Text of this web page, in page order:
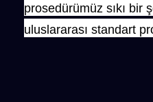
prosedürümüz sıkı bir
uluslararası standart